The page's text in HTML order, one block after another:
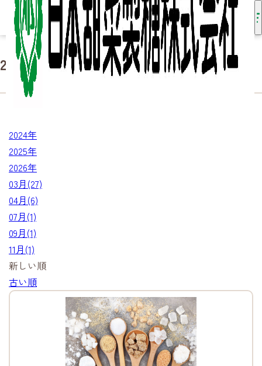
2024年03月の記事（27件）
2024年
2025年
2026年
03月(27)
04月(6)
07月(1)
09月(1)
11月(1)
新しい順
古い順